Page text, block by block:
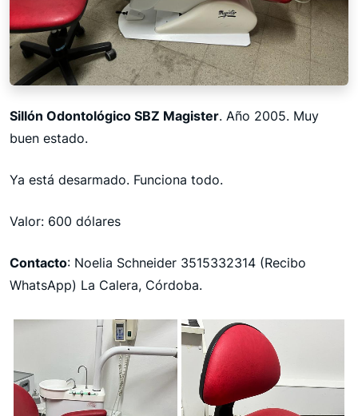
Sillón Odontológico SBZ Magister. Año 2005. Muy
buen estado.
Ya está desarmado. Funciona todo.
Valor: 600 dólares
Contacto: Noelia Schneider 3515332314 (Recibo
WhatsApp) La Calera, Córdoba.